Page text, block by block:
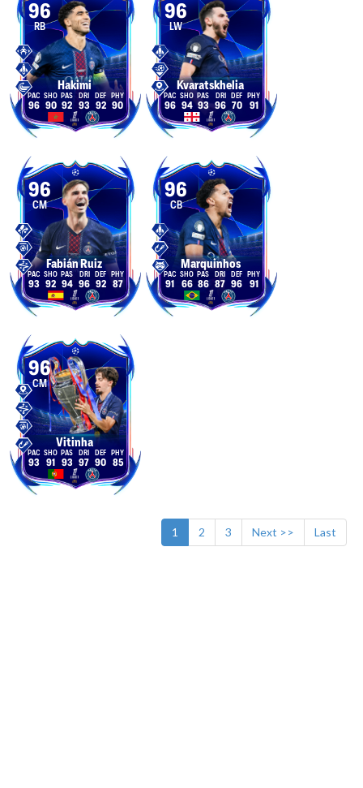
96
RB
Hakimi
96 90 92 93 92 90
96
LW
Kvaratskhelia
96 94 93 96 70 91
96
CM
Fabián Ruiz
93 92 94 96 92 87
96
CB
Marquinhos
91 66 86 87 96 91
96
CM
Vitinha
93 91 93 97 90 85
1 2 3 Next >> Last